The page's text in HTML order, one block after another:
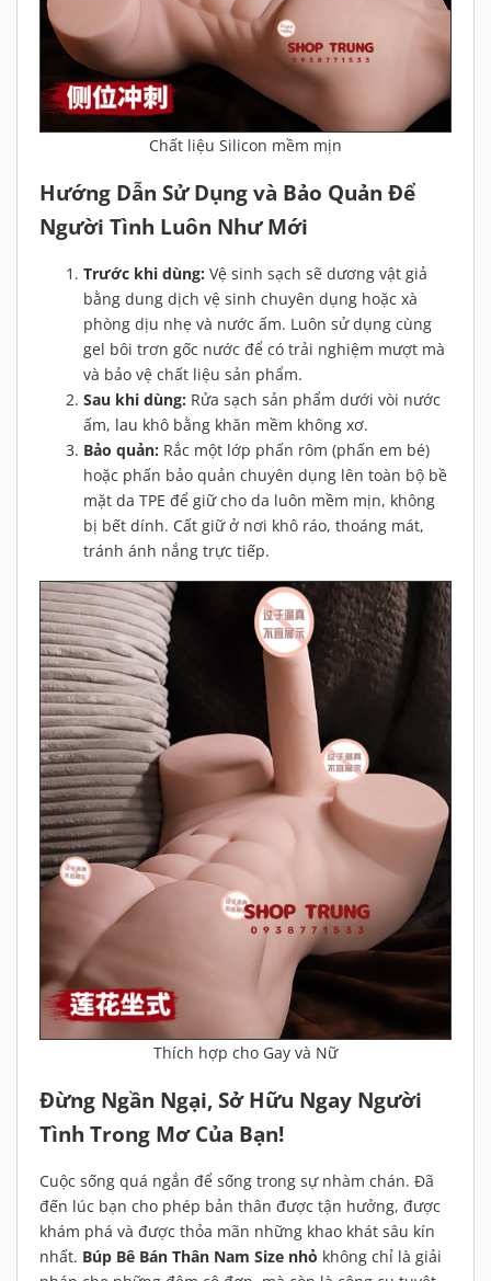
Chất liệu Silicon mềm mịn
Hướng Dẫn Sử Dụng và Bảo Quản Để
Người Tình Luôn Như Mới
Trước khi dùng: Vệ sinh sạch sẽ dương vật giả
bằng dung dịch vệ sinh chuyên dụng hoặc xà
phòng dịu nhẹ và nước ấm. Luôn sử dụng cùng
gel bôi trơn gốc nước để có trải nghiệm mượt mà
và bảo vệ chất liệu sản phẩm.
Sau khi dùng: Rửa sạch sản phẩm dưới vòi nước
ấm, lau khô bằng khăn mềm không xơ.
Bảo quản: Rắc một lớp phấn rôm (phấn em bé)
hoặc phấn bảo quản chuyên dụng lên toàn bộ bề
mặt da TPE để giữ cho da luôn mềm mịn, không
bị bết dính. Cất giữ ở nơi khô ráo, thoáng mát,
tránh ánh nắng trực tiếp.
Thích hợp cho Gay và Nữ
Đừng Ngần Ngại, Sở Hữu Ngay Người
Tình Trong Mơ Của Bạn!
Cuộc sống quá ngắn để sống trong sự nhàm chán. Đã
đến lúc bạn cho phép bản thân được tận hưởng, được
khám phá và được thỏa mãn những khao khát sâu kín
nhất. Búp Bê Bán Thân Nam Size nhỏ không chỉ là giải